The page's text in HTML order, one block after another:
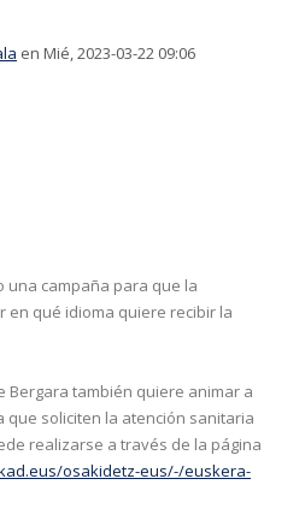
en Mié, 2023-03-22 09:06
campaña para que la
qué idioma quiere recibir la
Bergara también quiere animar a
que soliciten la atención sanitaria
realizarse a través de la página
osakidetz-eus/-/euskera-